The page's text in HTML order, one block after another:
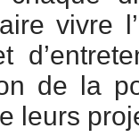
vivre
de la
leurs